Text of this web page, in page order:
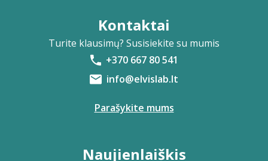
Kontaktai
Turite klausimų? Susisiekite su mumis
+370 667 80 541
info@elvislab.lt
Parašykite mums
Naujienlaiškis